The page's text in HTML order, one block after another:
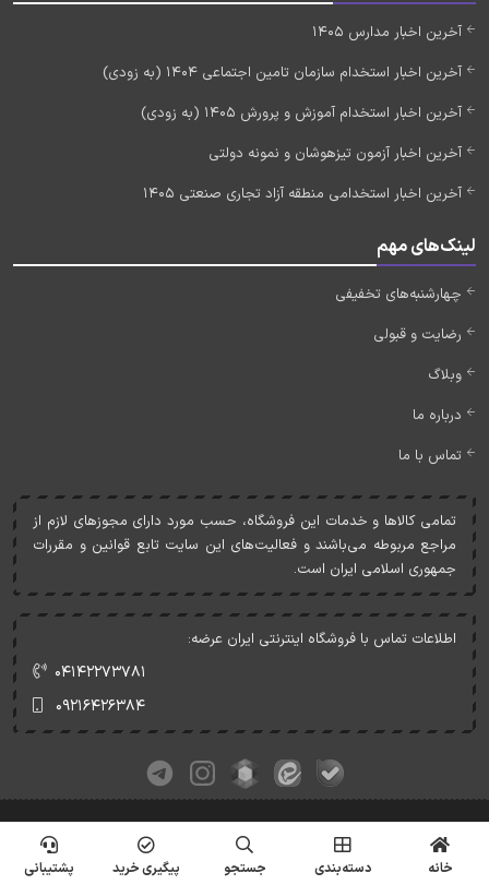
آخرین اخبار مدارس 1405
آخرین اخبار استخدام سازمان تامین اجتماعی 1404 (به زودی)
آخرین اخبار استخدام آموزش و پرورش 1405 (به زودی)
آخرین اخبار آزمون تیزهوشان و نمونه دولتی
آخرین اخبار استخدامی منطقه آزاد تجاری صنعتی 1405
لینک‌های مهم
چهارشنبه‌های تخفیفی
رضایت و قبولی
وبلاگ
درباره ما
تماس با ما
تمامی کالاها و خدمات اين فروشگاه، حسب مورد دارای مجوزهای لازم از
مراجع مربوطه می‌باشند و فعاليت‌های اين سايت تابع قوانين و مقررات
جمهوری اسلامی ايران است.
اطلاعات تماس با فروشگاه اینترنتی ایران عرضه:
۰۴۱۴۲۲۷۳۷۸۱
۰۹۲۱۶۴۲۶۳۸۴
کلیه حقوق این وبسایت متعلق به ایران عرضه می‌باشد.
© Copyrights - IranArze.ir - 1405
خانه دسته‌بندی جستجو پیگیری خرید پشتیبانی